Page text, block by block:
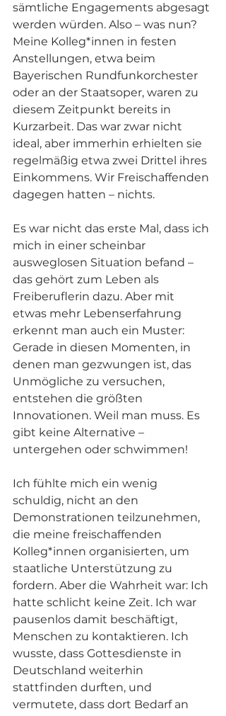
sämtliche Engagements abgesagt
werden würden. Also – was nun?
Meine Kolleg*innen in festen
Anstellungen, etwa beim
Bayerischen Rundfunkorchester
oder an der Staatsoper, waren zu
diesem Zeitpunkt bereits in
Kurzarbeit. Das war zwar nicht
ideal, aber immerhin erhielten sie
regelmäßig etwa zwei Drittel ihres
Einkommens. Wir Freischaffenden
dagegen hatten – nichts.
Es war nicht das erste Mal, dass ich
mich in einer scheinbar
ausweglosen Situation befand –
das gehört zum Leben als
Freiberuflerin dazu. Aber mit
etwas mehr Lebenserfahrung
erkennt man auch ein Muster:
Gerade in diesen Momenten, in
denen man gezwungen ist, das
Unmögliche zu versuchen,
entstehen die größten
Innovationen. Weil man muss. Es
gibt keine Alternative –
untergehen oder schwimmen!
Ich fühlte mich ein wenig
schuldig, nicht an den
Demonstrationen teilzunehmen,
die meine freischaffenden
Kolleg*innen organisierten, um
staatliche Unterstützung zu
fordern. Aber die Wahrheit war: Ich
hatte schlicht keine Zeit. Ich war
pausenlos damit beschäftigt,
Menschen zu kontaktieren. Ich
wusste, dass Gottesdienste in
Deutschland weiterhin
stattfinden durften, und
vermutete, dass dort Bedarf an